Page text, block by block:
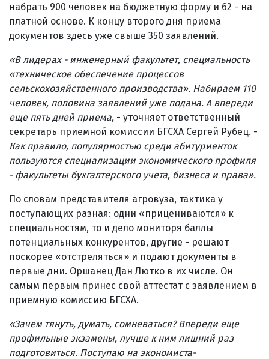
набрать 900 человек на бюджетную форму и 62 - на
платной основе. К концу второго дня приема
документов здесь уже свыше 350 заявлений.
«В лидерах - инженерный факультет, специальность
«техническое обеспечение процессов
сельскохозяйственного производства». Набираем 110
человек, половина заявлений уже подана. А впереди
еще пять дней приема, - уточняет ответственный
секретарь приемной комиссии БГСХА Сергей Рубец. -
Как правило, популярностью среди абитуриенток
пользуются специализации экономического профиля
- факультеты бухгалтерского учета, бизнеса и права».
По словам представителя агровуза, тактика у
поступающих разная: одни «прицениваются» к
специальностям, то и дело мониторя баллы
потенциальных конкурентов, другие - решают
поскорее «отстреляться» и подают документы в
первые дни. Оршанец Дан Лютко в их числе. Он
самым первым принес свой аттестат с заявлением в
приемную комиссию БГСХА.
«Зачем тянуть, думать, сомневаться? Впереди еще
профильные экзамены, лучше к ним лишний раз
подготовиться. Поступаю на экономиста-